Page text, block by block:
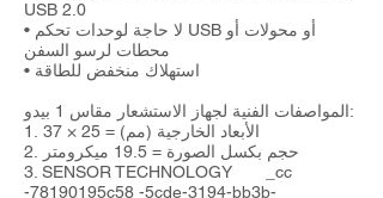
USB 2.0
• لا حاجة لوحدات تحكم USB أو محولات أو
محطات لرسو السفن
• استهلاك منخفض للطاقة
المواصفات الفنية لجهاز الاستشعار مقاس 1 بيدو:
1. الأبعاد الخارجية (مم) = 25 × 37
2. حجم بكسل الصورة = 19.5 ميكرومتر
3. SENSOR TECHNOLOGY _cc
-78190195c58 -5cde-3194-bb3b-